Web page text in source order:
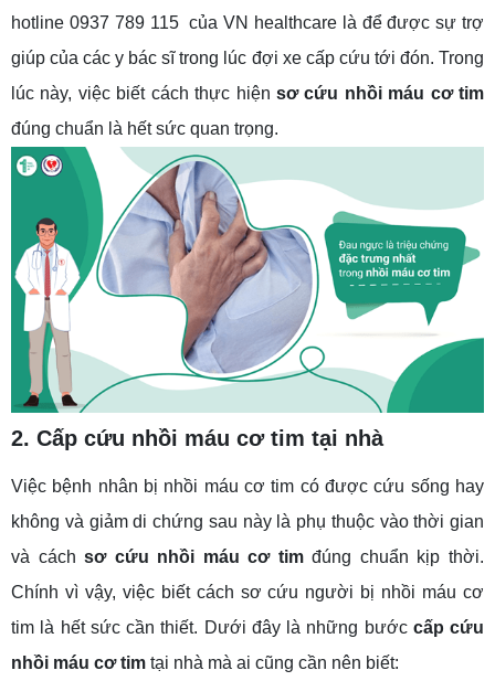
hotline 0937 789 115 của VN healthcare là để được sự trợ
giúp của các y bác sĩ trong lúc đợi xe cấp cứu tới đón. Trong
lúc này, việc biết cách thực hiện sơ cứu nhồi máu cơ tim
đúng chuẩn là hết sức quan trọng.
2. Cấp cứu nhồi máu cơ tim tại nhà
Việc bệnh nhân bị nhồi máu cơ tim có được cứu sống hay
không và giảm di chứng sau này là phụ thuộc vào thời gian
và cáchsơ cứu nhồi máu cơ timđúng chuẩn kịp thời.
Chính vì vậy, việc biết cách sơ cứu người bị nhồi máu cơ
tim là hết sức cần thiết. Dưới đây là những bước cấp cứu
nhồi máu cơ tim tại nhà mà ai cũng cần nên biết: